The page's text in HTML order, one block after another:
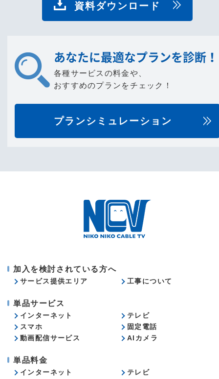
資料ダウンロード
あなたに最適なプランを診断！
各種サービスの料金や、
おすすめのプランをチェック！
プランシミュレーション
加入を検討されている方へ
サービス提供エリア 工事について
単品サービス
インターネット
テレビ
スマホ
固定電話
動画配信サービス
AIカメラ
単品料金
インターネット
テレビ